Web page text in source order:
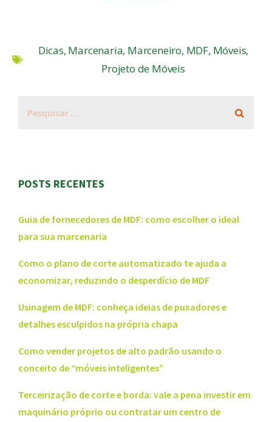
Dicas, Marcenaria, Marceneiro, MDF, Móveis,
Projeto de Móveis
POSTS RECENTES
Guia de fornecedores de MDF: como escolher o ideal
para sua marcenaria
Como o plano de corte automatizado te ajuda a
economizar, reduzindo o desperdício de MDF
Usinagem de MDF: conheça ideias de puxadores e
detalhes esculpidos na própria chapa
Como vender projetos de alto padrão usando o
conceito de “móveis inteligentes”
Terceirização de corte e borda: vale a pena investir em
maquinário próprio ou contratar um centro de